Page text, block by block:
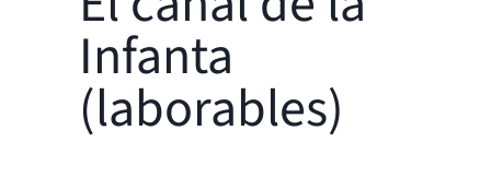
Infanta
(laborables)